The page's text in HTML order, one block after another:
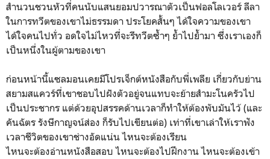
สำนวนชวนหัวที่คนนับแสนยอมปวารณาตัวเป็นฟอลโลเวอร์ ลีลา
ในการทวีตของเขาไม่ธรรมดา ประโยคสั้นๆ ได้ใจความของเขา
ได้ใจคนไปทั่ว อดใจไม่ไหวที่จะรีทวีตซ้ำๆ ย้ำไปย้ำมา ซึ่งเราเองก็
เป็นหนึ่งในผู้ตามของเขา
ก่อนหน้านี้แซลมอนเคยมีโปรเจ็กต์หนังสือกับพี่เพลีย เกี่ยวกับย่าน
สยามสแควร์ที่เขาชอบไปฝังตัวอยู่จนแทบจะย้ายสำมะโนครัวไป
เป็นประชากร แต่ด้วยอุปสรรคด้านเวลาก็ทำให้ต้องพับมันไว้ (และ
คันฉัตร รังษีกาญจน์ส่อง ก็รับไปเขียนต่อ) เท่าที่เขาเล่าให้เราฟัง
เวลาชีวิตของเขาช่างอัดแน่น ไหนจะต้องเรียน
ไหนจะต้องอ่านหนังสือสอบ ไหนจะต้องไปฝึกงาน ไหนจะต้องเข้า